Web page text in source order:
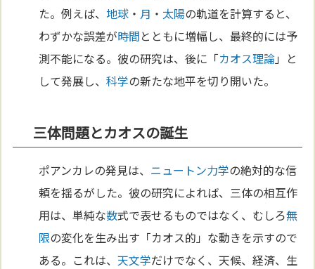
た。例えば、地球 ・ 月 ・ 太陽の軌道を計算すると、
わずかな誤差が時間とともに増幅し、最終的には予
測不能になる。彼の研究は、後に「カオス理論」と
して発展し、科学の新たな地平を切り開いた。
三体問題とカオスの誕生
ポアンカレの発見は、 ニュートン力学の絶対的な信
頼を揺るがした。彼の研究によれば、三体の相互作
用は、単純な数式で表せるものではなく、むしろ無
限の変化を生み出す「カオス的」な動きを示すので
ある。これは、天文学だけでなく、天候、経済、生